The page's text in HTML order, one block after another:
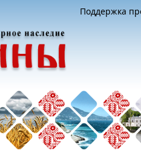
Поддержка